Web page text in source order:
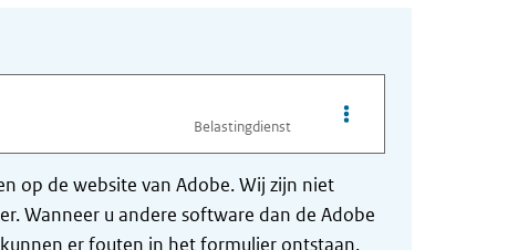
Belastingdienst
Opties van bestand
op de website van Adobe. Wij zijn niet
Wanneer u andere software dan de Adobe
er fouten in het formulier ontstaan.